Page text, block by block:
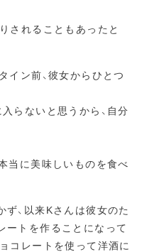
されることもあったと
イン前、彼女からひとつ
らないと思うから、自分
当に美味しいものを食べ
、以来Kさんは彼女のた
ートを作ることになって
コレートを使って洋酒に